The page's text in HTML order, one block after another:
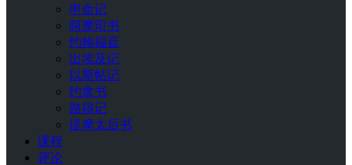
申命记
阿摩司书
约翰福音
出埃及记
以斯帖记
约拿书
路得记
提摩太后书
课程
评论